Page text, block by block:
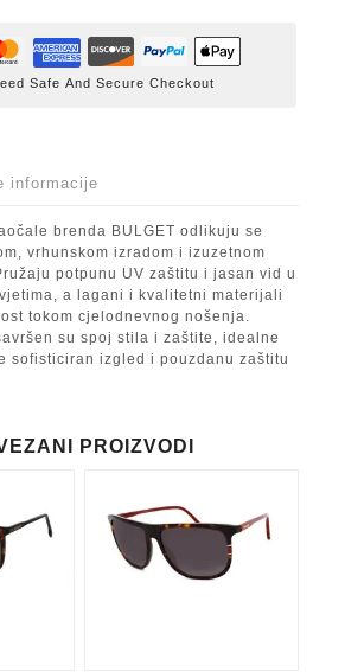
Safe And Secure Checkout
informacije
brenda BULGET odlikuju se
vrhunskom izradom i izuzetnom
potpunu UV zaštitu i jasan vid u
a lagani i kvalitetni materijali
tokom cjelodnevnog nošenja.
su spoj stila i zaštite, idealne
sofisticiran izgled i pouzdanu zaštitu
PROIZVODI